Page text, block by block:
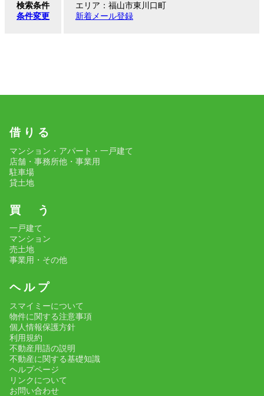
検索条件
条件変更
エリア：福山市東川口町
新着メール登録
借 り る
マンション・アパート・一戸建て
店舗・事務所他・事業用
駐車場
貸土地
買 う
一戸建て
マンション
売土地
事業用・その他
ヘ ル プ
スマイミーについて
物件に関する注意事項
個人情報保護方針
利用規約
不動産用語の説明
不動産に関する基礎知識
ヘルプページ
リンクについて
お問い合わせ